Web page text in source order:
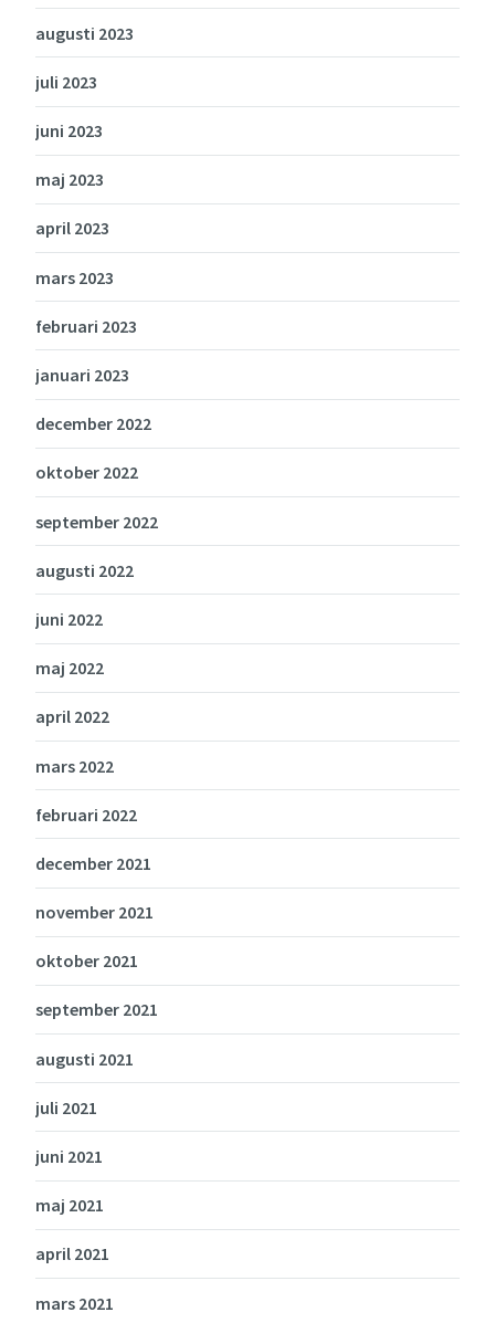
augusti 2023
juli 2023
juni 2023
maj 2023
april 2023
mars 2023
februari 2023
januari 2023
december 2022
oktober 2022
september 2022
augusti 2022
juni 2022
maj 2022
april 2022
mars 2022
februari 2022
december 2021
november 2021
oktober 2021
september 2021
augusti 2021
juli 2021
juni 2021
maj 2021
april 2021
mars 2021